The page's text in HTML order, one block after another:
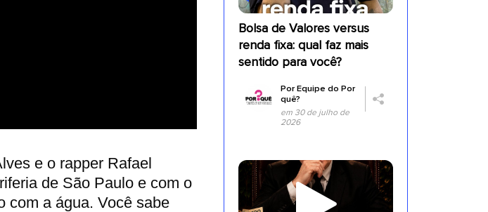
e o rapper Rafael
de São Paulo e com o
com a água. Você sabe
Bolsa de Valores versus
renda fixa: qual faz mais
sentido para você?
PorEquipe do Por
quê?
em 30 de julho de
2026